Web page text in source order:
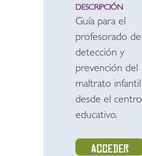
DESCRIPCIÓN
Guía para el
profesorado de
detección y
prevención del
maltrato infantil
desde el centro
educativo.
Acceder